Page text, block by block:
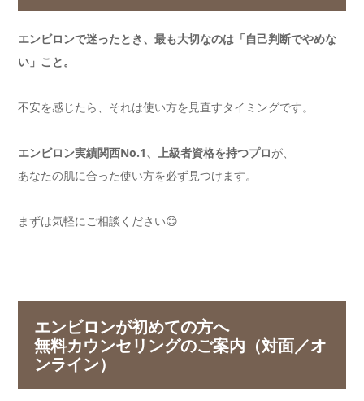
エンビロンで迷ったとき、最も大切なのは「自己判断でやめな
い」こと。
不安を感じたら、それは使い方を見直すタイミングです。
エンビロン実績関西No.1、上級者資格を持つプロが、
あなたの肌に合った使い方を必ず見つけます。
まずは気軽にご相談ください😊
エンビロンが初めての方へ
無料カウンセリングのご案内（対面／オ
ンライン）